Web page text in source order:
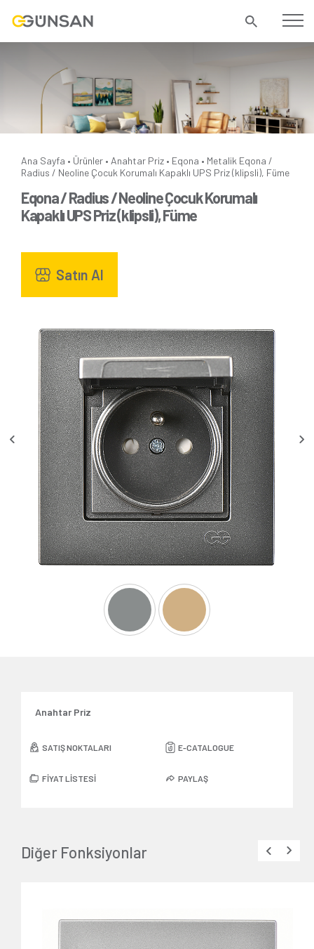
Ana Sayfa • Ürünler • Anahtar Priz • Eqona • Metalik Eqona /
Radius / Neoline Çocuk Korumalı Kapaklı UPS Priz (klipsli), Füme
Eqona / Radius / Neoline Çocuk Korumalı
Kapaklı UPS Priz (klipsli), Füme
Satın Al
Anahtar Priz
SATIŞ NOKTALARI E-CATALOGUE
FİYAT LİSTESİ PAYLAŞ
Diğer Fonksiyonlar